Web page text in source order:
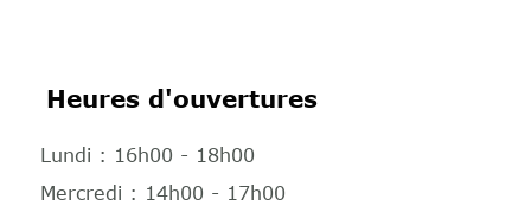
Heures d'ouvertures
Lundi : 16h00 - 18h00
Mercredi : 14h00 - 17h00